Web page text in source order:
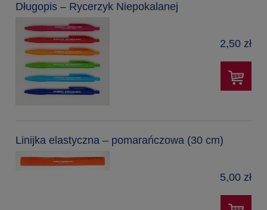
Długopis – Rycerzyk Niepokalanej
2,50 zł
Linijka elastyczna – pomarańczowa (30 cm)
5,00 zł